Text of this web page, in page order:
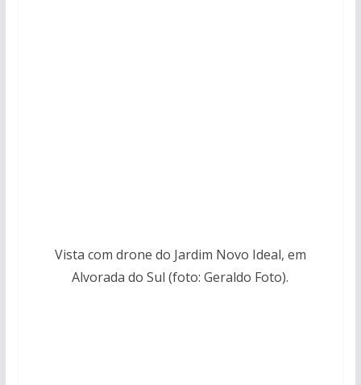
Vista com drone do Jardim Novo Ideal, em
Alvorada do Sul (foto: Geraldo Foto).